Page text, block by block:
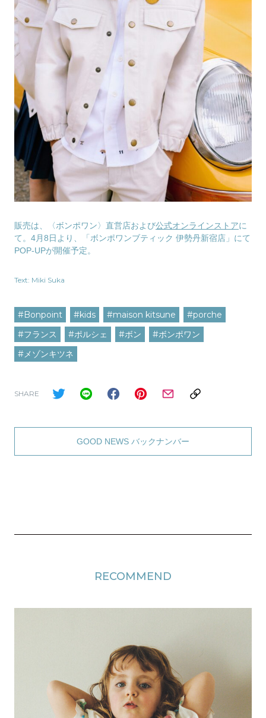
販売は、〈ボンポワン〉直営店および公式オンラインストアに
て。4月8日より、「ボンポワンブティック 伊勢丹新宿店」にて
POP-UPが開催予定。
Text: Miki Suka
#Bonpoint #kids #maison kitsune
#porche
#フランス
#ポルシェ #ボン
#ボンポワン
#メゾンキツネ
SHARE
GOOD NEWS バックナンバー
RECOMMEND